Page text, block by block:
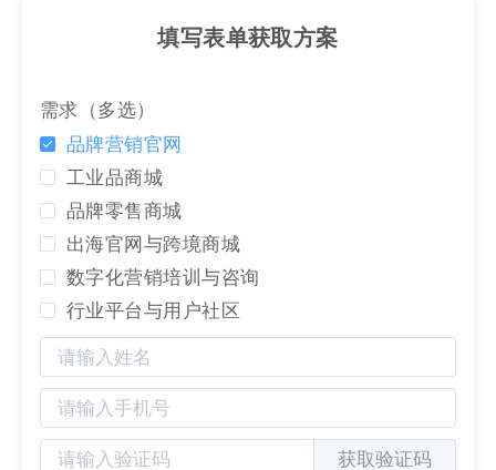
值得注意的是，尽管通过系统层面的管理可以在一定
程度上帮助企业保护客户资源，但完全防止销售个人
离职带走客户资源仍然具有很大的不确定性。虽然没
办法完全阻止销售带走客户，
够有效防止你的新销售与客户失去联系的渠道，因为
其可以留存客户的联系方式和历史的交易、沟通记录
有助于客户关系的延续。
填写表单获取方案
需求（多选）
品牌营销官网
工业品商城
品牌零售商城
出海官网与跨境商城
数字化营销培训与咨询
行业平台与用户社区
获取验证码